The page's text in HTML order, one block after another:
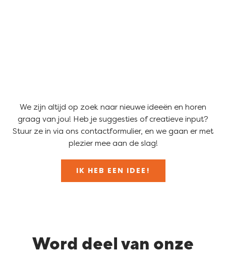
We zijn altijd op zoek naar nieuwe ideeën en horen
graag van jou! Heb je suggesties of creatieve input?
Stuur ze in via ons contactformulier, en we gaan er met
plezier mee aan de slag!
IK HEB EEN IDEE!
Word deel van onze